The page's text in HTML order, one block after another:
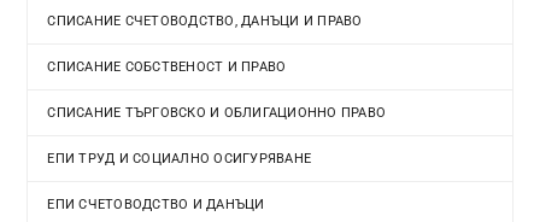
СПИСАНИЕ СЧЕТОВОДСТВО, ДАНЪЦИ И ПРАВО
СПИСАНИЕ СОБСТВЕНОСТ И ПРАВО
СПИСАНИЕ ТЪРГОВСКО И ОБЛИГАЦИОННО ПРАВО
ЕПИ ТРУД И СОЦИАЛНО ОСИГУРЯВАНЕ
ЕПИ СЧЕТОВОДСТВО И ДАНЪЦИ